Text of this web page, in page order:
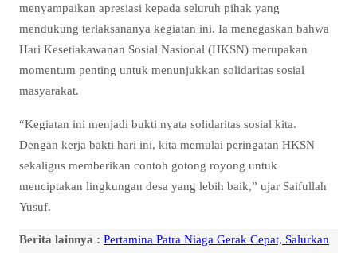
menyampaikan apresiasi kepada seluruh pihak yang
mendukung terlaksananya kegiatan ini. Ia menegaskan bahwa
Hari Kesetiakawanan Sosial Nasional (HKSN) merupakan
momentum penting untuk menunjukkan solidaritas sosial
masyarakat.
“Kegiatan ini menjadi bukti nyata solidaritas sosial kita.
Dengan kerja bakti hari ini, kita memulai peringatan HKSN
sekaligus memberikan contoh gotong royong untuk
menciptakan lingkungan desa yang lebih baik,” ujar Saifullah
Yusuf.
Berita lainnya : Pertamina Patra Niaga Gerak Cepat, Salurkan